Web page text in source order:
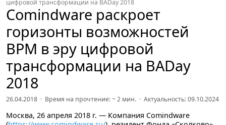
цифровой трансформации на BADay 2018
Comindware раскроет
горизонты возможностей
BPM в эру цифровой
трансформации на BADay
2018
26.04.2018 · Время на прочтение: ~2 мин. · Актуальность: 09.10.2024
Москва, 26 апреля 2018 г. — Компания Comindware